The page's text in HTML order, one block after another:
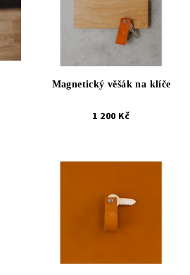
Magnetický věšák na klíče
1 200 Kč